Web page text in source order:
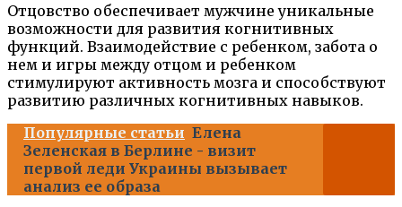
Отцовство обеспечивает мужчине уникальные
возможности для развития когнитивных
функций. Взаимодействие с ребенком, забота о
нем и игры между отцом и ребенком
стимулируют активность мозга и способствуют
развитию различных когнитивных навыков.
Популярные статьи Елена
Зеленская в Берлине - визит
первой леди Украины вызывает
анализ ее образа